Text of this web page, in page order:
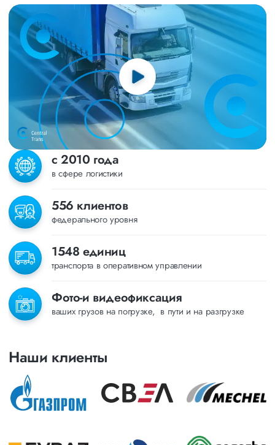
с 2010 года
в сфере логистики
556 клиентов
федерального уровня
1548 единиц
транспорта в оперативном управлении
Фото-и видеофиксация
ваших грузов на погрузке, в пути и на разгрузке
Наши клиенты